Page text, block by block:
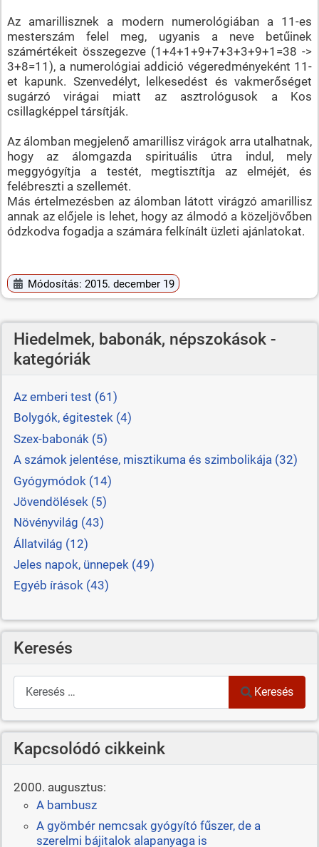
Az amarillisznek a modern numerológiában a 11-es
mesterszám felel meg, ugyanis a neve betűinek
számértékeit összegezve (1+4+1+9+7+3+3+9+1=38 ->
3+8=11), a numerológiai addició végeredményeként 11-
et kapunk. Szenvedélyt, lelkesedést és vakmerőséget
sugárzó virágai miatt az asztrológusok a Kos
csillagképpel társítják.
Az álomban megjelenő amarillisz virágok arra utalhatnak,
hogy az álomgazda spirituális útra indul, mely
meggyógyítja a testét, megtisztítja az elméjét, és
felébreszti a szellemét.
Más értelmezésben az álomban látott virágzó amarillisz
annak az előjele is lehet, hogy az álmodó a közeljövőben
ódzkodva fogadja a számára felkínált üzleti ajánlatokat.
Módosítás: 2015. december 19
Hiedelmek, babonák, népszokások -
kategóriák
Az emberi test (61)
Bolygók, égitestek (4)
Szex-babonák (5)
A számok jelentése, misztikuma és szimbolikája (32)
Gyógymódok (14)
Jövendölések (5)
Növényvilág (43)
Állatvilág (12)
Jeles napok, ünnepek (49)
Egyéb írások (43)
Keresés
Keresés
Keresés
Kapcsolódó cikkeink
2000. augusztus:
A bambusz
A gyömbér nemcsak gyógyító fűszer, de a
szerelmi bájitalok alapanyaga is